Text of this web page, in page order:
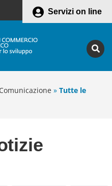
Servizi on line
» Tutte le